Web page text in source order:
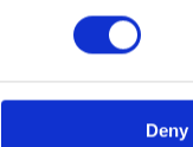
Deny
l’argent en
répétitives